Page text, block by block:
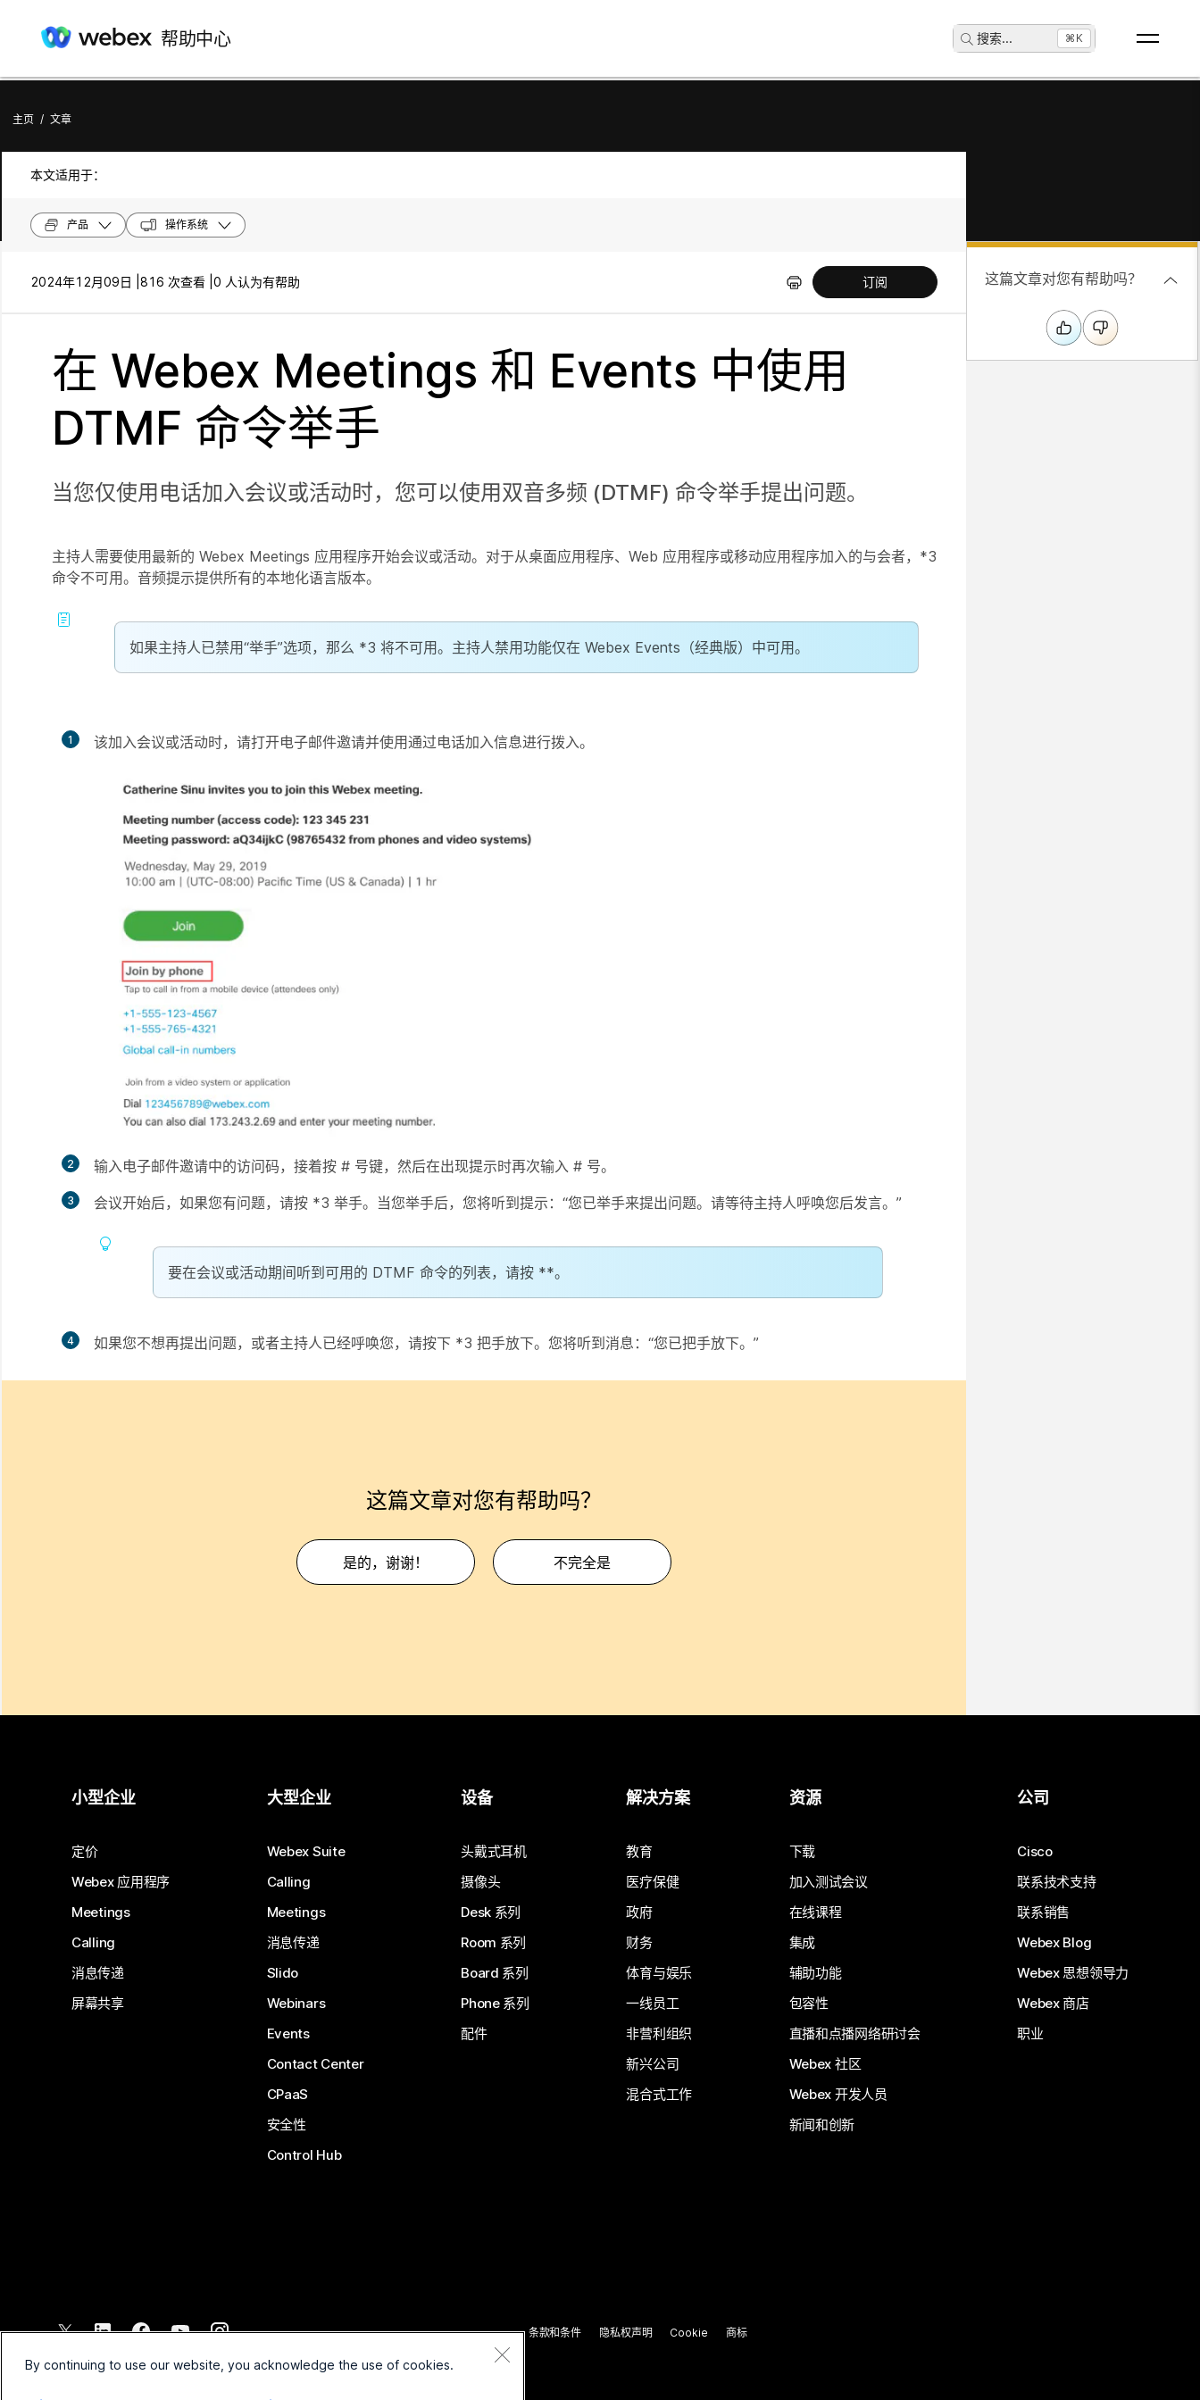
帮助中心 搜索... ⌘K
主页 / 文章
本文适用于：
产品 操作系统
2024年12月09日 | 816 次查看 | 0 人认为有帮助 订阅
在 Webex Meetings 和 Events 中使用
DTMF 命令举手
当您仅使用电话加入会议或活动时，您可以使用双音多频 (DTMF) 命令举手提出问题。
主持人需要使用最新的 Webex Meetings 应用程序开始会议或活动。对于从桌面应用程序、Web 应用程序或移动应用程序加入的与会者，*3
命令不可用。音频提示提供所有的本地化语言版本。
如果主持人已禁用“举手”选项，那么 *3 将不可用。主持人禁用功能仅在 Webex Events（经典版） 中可用。
1 该加入会议或活动时，请打开电子邮件邀请并使用通过电话加入信息进行拨入。
2 输入电子邮件邀请中的访问码，接着按 # 号键，然后在出现提示时再次输入 # 号。
3 会议开始后，如果您有问题，请按 *3 举手。当您举手后，您将听到提示：“您已举手来提出问题。请等待主持人呼唤您后发言。”
要在会议或活动期间听到可用的 DTMF 命令的列表，请按 **。
4 如果您不想再提出问题，或者主持人已经呼唤您，请按下 *3 把手放下。您将听到消息：“您已把手放下。”
这篇文章对您有帮助吗？
是的，谢谢！ 不完全是
这篇文章对您有帮助吗？
小型企业
定价
Webex 应用程序
Meetings
Calling
消息传递
屏幕共享
大型企业
Webex Suite
Calling
Meetings
消息传递
Slido
Webinars
Events
Contact Center
CPaaS
安全性
Control Hub
设备
头戴式耳机
摄像头
Desk 系列
Room 系列
Board 系列
Phone 系列
配件
解决方案
教育
医疗保健
政府
财务
体育与娱乐
一线员工
非营利组织
新兴公司
混合式工作
资源
下载
加入测试会议
在线课程
集成
辅助功能
包容性
直播和点播网络研讨会
Webex 社区
Webex 开发人员
新闻和创新
公司
Cisco
联系技术支持
联系销售
Webex Blog
Webex 思想领导力
Webex 商店
职业
2026 Cisco 和/或其附属公司。保留所有权利。
条款和条件 隐私权声明 Cookie 商标
By continuing to use our website, you acknowledge the use of cookies.